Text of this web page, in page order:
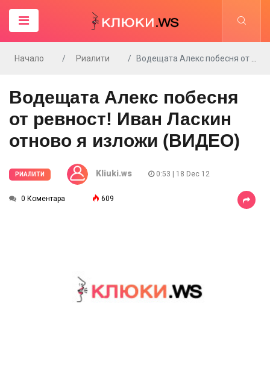
Начало Риалити Водещата Алекс побесня от ревност! Иван Ласкин отново я изложи (ВИДЕО)
Водещата Алекс побесня
от ревност! Иван Ласкин
отново я изложи (ВИДЕО)
РИАЛИТИ Kliuki.ws 0:53 | 18 Dec 12
0 Коментара 609